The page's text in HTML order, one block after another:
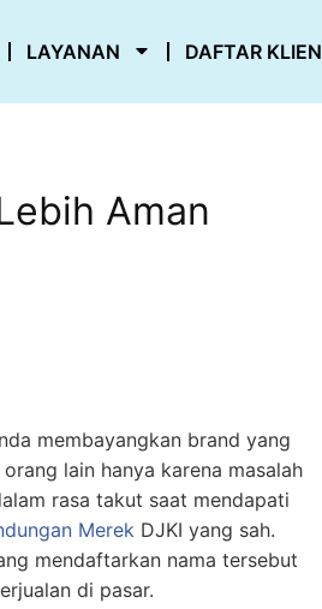
LAYANAN DAFTAR KLIEN
Aman
membayangkan brand yang
lain hanya karena masalah
rasa takut saat mendapati
Merek DJKI yang sah.
mendaftarkan nama tersebut
di pasar.